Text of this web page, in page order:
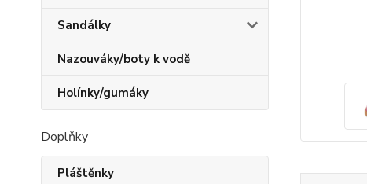
Sandálky
Nazouváky/boty k vodě
Holínky/gumáky
Doplňky
Pláštěnky